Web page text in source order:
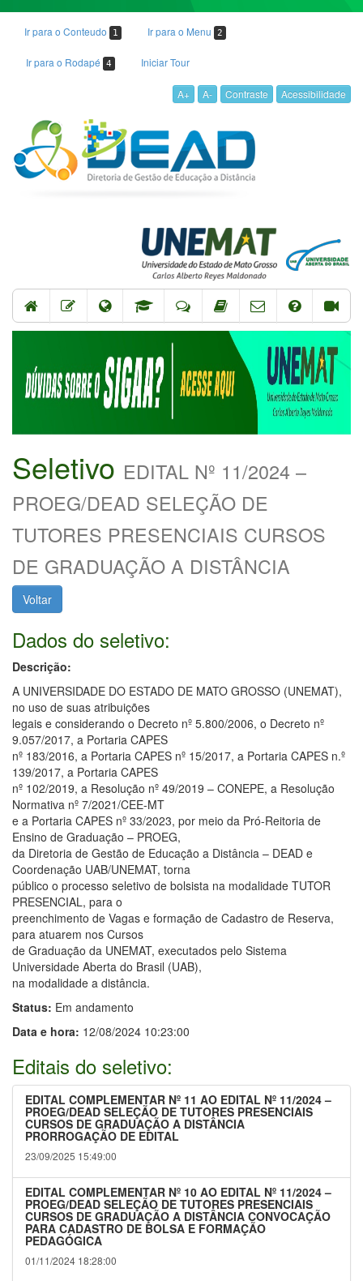
Ir para o Conteudo 1 Ir para o Menu 2
Ir para o Rodapé 4 Iniciar Tour
A+ A- Contraste Acessibilidade
Seletivo EDITAL Nº 11/2024 –
PROEG/DEAD SELEÇÃO DE
TUTORES PRESENCIAIS CURSOS
DE GRADUAÇÃO A DISTÂNCIA
Voltar
Dados do seletivo:
Descrição:
A UNIVERSIDADE DO ESTADO DE MATO GROSSO (UNEMAT),
no uso de suas atribuições
legais e considerando o Decreto nº 5.800/2006, o Decreto nº
9.057/2017, a Portaria CAPES
nº 183/2016, a Portaria CAPES nº 15/2017, a Portaria CAPES n.º
139/2017, a Portaria CAPES
nº 102/2019, a Resolução nº 49/2019 – CONEPE, a Resolução
Normativa nº 7/2021/CEE-MT
e a Portaria CAPES nº 33/2023, por meio da Pró-Reitoria de
Ensino de Graduação – PROEG,
da Diretoria de Gestão de Educação a Distância – DEAD e
Coordenação UAB/UNEMAT, torna
público o processo seletivo de bolsista na modalidade TUTOR
PRESENCIAL, para o
preenchimento de Vagas e formação de Cadastro de Reserva,
para atuarem nos Cursos
de Graduação da UNEMAT, executados pelo Sistema
Universidade Aberta do Brasil (UAB),
na modalidade a distância.
Status: Em andamento
Data e hora: 12/08/2024 10:23:00
Editais do seletivo:
EDITAL COMPLEMENTAR Nº 11 AO EDITAL Nº 11/2024 –
PROEG/DEAD SELEÇÃO DE TUTORES PRESENCIAIS
CURSOS DE GRADUAÇÃO A DISTÂNCIA
PRORROGAÇÃO DE EDITAL
23/09/2025 15:49:00
EDITAL COMPLEMENTAR Nº 10 AO EDITAL Nº 11/2024 –
PROEG/DEAD SELEÇÃO DE TUTORES PRESENCIAIS
CURSOS DE GRADUAÇÃO A DISTÂNCIA CONVOCAÇÃO
PARA CADASTRO DE BOLSA E FORMAÇÃO
PEDAGÓGICA
01/11/2024 18:28:00